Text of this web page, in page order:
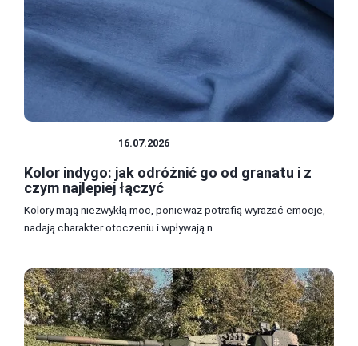
16.07.2026
Kolor indygo: jak odróżnić go od granatu i z
czym najlepiej łączyć
Kolory mają niezwykłą moc, ponieważ potrafią wyrażać emocje,
nadają charakter otoczeniu i wpływają n...